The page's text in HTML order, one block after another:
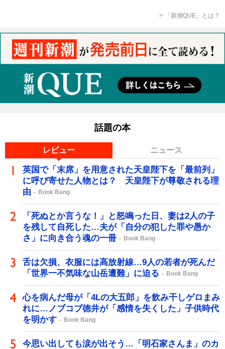
「新潮QUE」とは？
話題の本
レビュー ニュース
英国で「末席」を用意された天皇陛下を「最前列」
に呼び寄せた人物とは？ 天皇陛下が尊敬される理
由
Book Bang
「死ぬとか言うな！」と怒鳴った日、妻は2人の子
を残して自死した…夫が「自分の犯した罪や愚か
さ」に向き合う魂の一冊
Book Bang
舌は欠損、衣服には高放射線…9人の若者が死んだ
「世界一不気味な山岳遭難」に迫る
Book Bang
心を病んだ母が「4Lの大五郎」を飲み干しゲロまみ
れに…ノブコブ徳井が「感情を失くした」子供時代
を明かす
Book Bang
今思い出しても涙が出そう…「明石家さんま」のカ